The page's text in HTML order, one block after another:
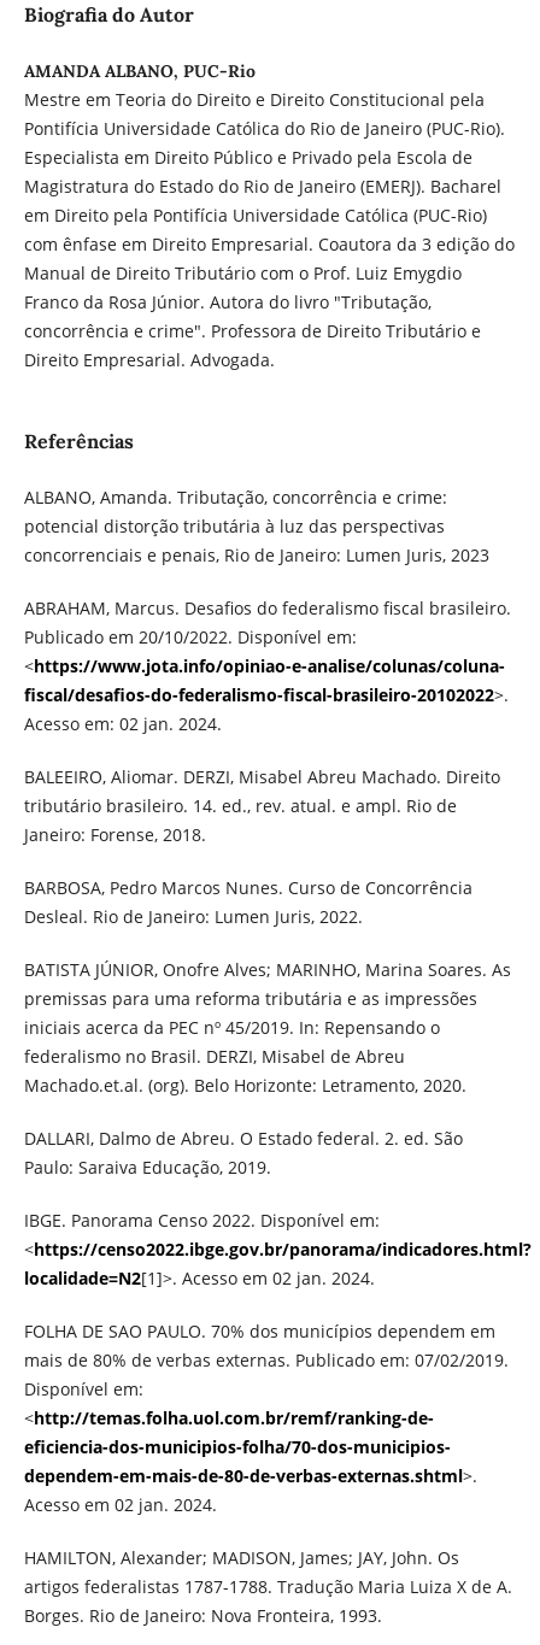
Biografia do Autor
AMANDA ALBANO, PUC-Rio
Mestre em Teoria do Direito e Direito Constitucional pela
Pontifícia Universidade Católica do Rio de Janeiro (PUC-Rio).
Especialista em Direito Público e Privado pela Escola de
Magistratura do Estado do Rio de Janeiro (EMERJ). Bacharel
em Direito pela Pontifícia Universidade Católica (PUC-Rio)
com ênfase em Direito Empresarial. Coautora da 3 edição do
Manual de Direito Tributário com o Prof. Luiz Emygdio
Franco da Rosa Júnior. Autora do livro "Tributação,
concorrência e crime". Professora de Direito Tributário e
Direito Empresarial. Advogada.
Referências
ALBANO, Amanda. Tributação, concorrência e crime:
potencial distorção tributária à luz das perspectivas
concorrenciais e penais, Rio de Janeiro: Lumen Juris, 2023
ABRAHAM, Marcus. Desafios do federalismo fiscal brasileiro.
Publicado em 20/10/2022. Disponível em:
<https://www.jota.info/opiniao-e-analise/colunas/coluna-
fiscal/desafios-do-federalismo-fiscal-brasileiro-20102022>.
Acesso em: 02 jan. 2024.
BALEEIRO, Aliomar. DERZI, Misabel Abreu Machado. Direito
tributário brasileiro. 14. ed., rev. atual. e ampl. Rio de
Janeiro: Forense, 2018.
BARBOSA, Pedro Marcos Nunes. Curso de Concorrência
Desleal. Rio de Janeiro: Lumen Juris, 2022.
BATISTA JÚNIOR, Onofre Alves; MARINHO, Marina Soares. As
premissas para uma reforma tributária e as impressões
iniciais acerca da PEC nº 45/2019. In: Repensando o
federalismo no Brasil. DERZI, Misabel de Abreu
Machado.et.al. (org). Belo Horizonte: Letramento, 2020.
DALLARI, Dalmo de Abreu. O Estado federal. 2. ed. São
Paulo: Saraiva Educação, 2019.
IBGE. Panorama Censo 2022. Disponível em:
<https://censo2022.ibge.gov.br/panorama/indicadores.html?
localidade=N2[1]>. Acesso em 02 jan. 2024.
FOLHA DE SAO PAULO. 70% dos municípios dependem em
mais de 80% de verbas externas. Publicado em: 07/02/2019.
Disponível em:
<http://temas.folha.uol.com.br/remf/ranking-de-
eficiencia-dos-municipios-folha/70-dos-municipios-
dependem-em-mais-de-80-de-verbas-externas.shtml>.
Acesso em 02 jan. 2024.
HAMILTON, Alexander; MADISON, James; JAY, John. Os
artigos federalistas 1787-1788. Tradução Maria Luiza X de A.
Borges. Rio de Janeiro: Nova Fronteira, 1993.